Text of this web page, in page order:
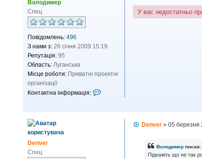
Володимер
Спец
Повідомлень: 496
З нами з: 26 січня 2009 15:19
Репутація: 95
Область: Луганська
Місце роботи: Приватні проектні
організації
Контактна інформація:
н
У вас недостатньо
Denver
Спец
ПDenver »05 березня
Володимер писав:
Підкажіть що не так